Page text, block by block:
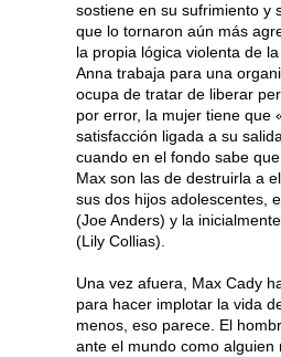
sostiene en su sufrimiento y
que lo tornaron aún más
la propia lógica violenta de
Anna trabaja para una
ocupa de tratar de liberar
por error, la mujer tiene que
satisfacción ligada a su
cuando en el fondo sabe
Max son las de destruirla a
sus dos hijos adolescentes,
(Joe Anders) y la
(Lily Collias).
Una vez afuera, Max Cady
para hacer implotar la vida
menos, eso parece. El
ante el mundo como alguien